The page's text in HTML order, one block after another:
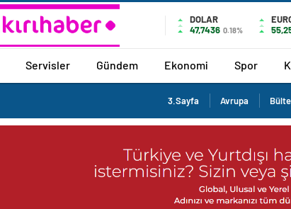
DOLAR
47,7436 0.18%
Servisler Gündem Ekonomi Spor
3.Sayfa Avrupa